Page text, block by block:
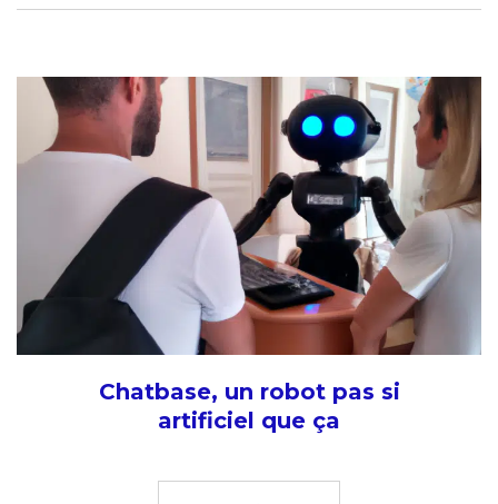
Chatbase, un robot pas si
artificiel que ça